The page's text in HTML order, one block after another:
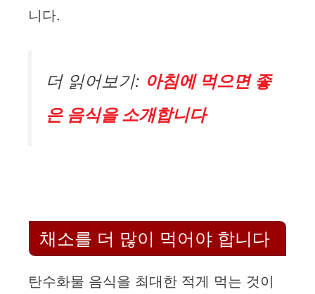
니다.
더 읽어보기: 아침에 먹으면 좋
은 음식을 소개합니다
채소를 더 많이 먹어야 합니다
탄수화물 음식을 최대한 적게 먹는 것이